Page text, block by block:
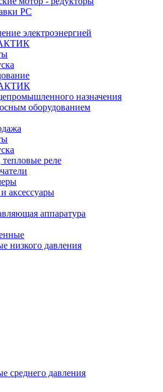
PC
электроэнергией
назначения
оборудованием
реле
аксессуары
аппаратура
низкого давления
среднего давления